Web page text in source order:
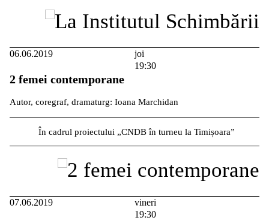
06.06.2019
joi
19:30
2 femei contemporane
Autor, coregraf, dramaturg: Ioana Marchidan
În cadrul proiectului „CNDB în turneu la Timișoara”
07.06.2019
vineri
19:30